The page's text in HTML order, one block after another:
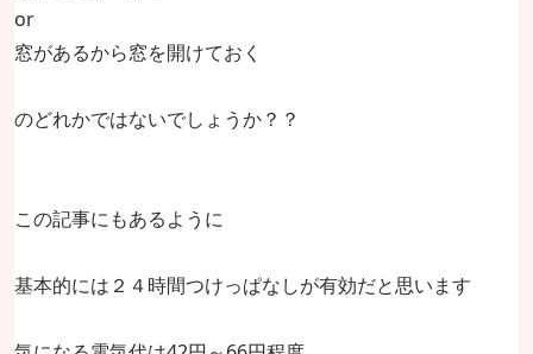
or
窓があるから窓を開けておく
のどれかではないでしょうか？？
この記事にもあるように
基本的には２４時間つけっぱなしが有効だと思います